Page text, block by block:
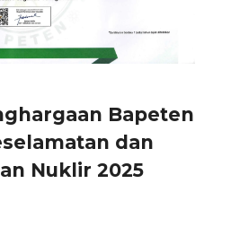
Bapeten
dan
Nuklir 2025